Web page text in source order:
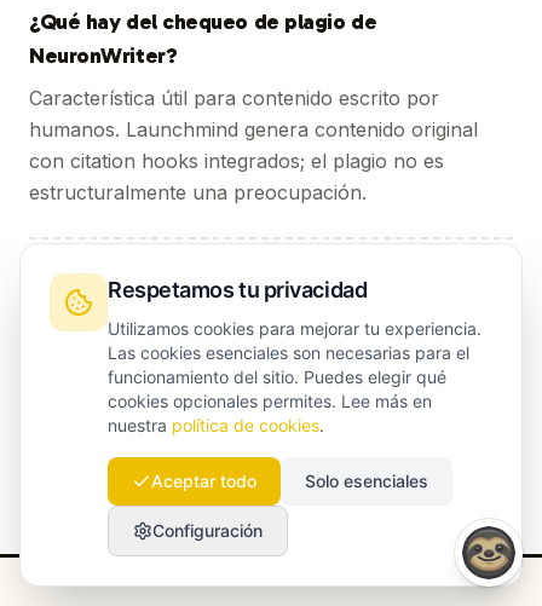
¿Qué hay del chequeo de plagio de
NeuronWriter?
Característica útil para contenido escrito por
humanos. Launchmind genera contenido original
con citation hooks integrados; el plagio no es
estructuralmente una preocupación.
¿Cuál es la política de cancelación?
Facturación mensual, cancela cuando quieras.
Pagas una tarifa de configuración única; tu primer
artículo está publicado en 48 horas.
Respetamos tu privacidad
Utilizamos cookies para mejorar tu experiencia.
Las cookies esenciales son necesarias para el
funcionamiento del sitio. Puedes elegir qué
cookies opcionales permites. Lee más en
nuestra política de cookies.
Aceptar todo Solo esenciales
Configuración